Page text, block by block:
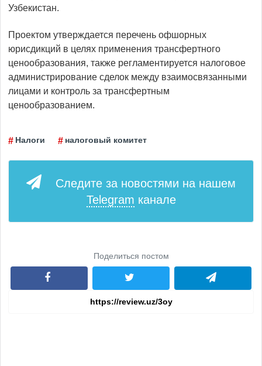
Узбекистан.
Проектом утверждается перечень офшорных
юрисдикций в целях применения трансфертного
ценообразования, также регламентируется налоговое
администрирование сделок между взаимосвязанными
лицами и контроль за трансфертным
ценообразованием.
Налоги налоговый комитет
Следите за новостями на нашем
Telegram канале
Поделиться постом